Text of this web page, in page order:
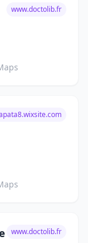
www.doctolib.fr
www.doctolib.fr